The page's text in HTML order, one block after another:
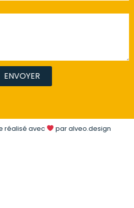
ENVOYER
réalisé avec paralveo.design